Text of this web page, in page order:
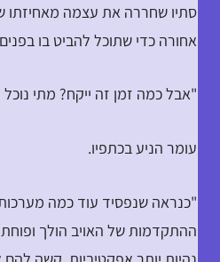
סתיו שחררה את עצמה מאחיזתו
אחורה כדי שתוכל להביט בו
"אבל כמה זמן זה ייקח? מתי
עומר הניע בכתפיו.
"כנראה שנפסיד עוד כמה
ההתקדמות של האויב הולך